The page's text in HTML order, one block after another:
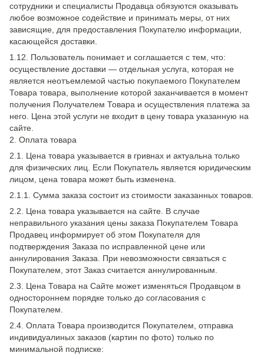
сотрудники и специалисты Продавца обязуются оказывать
любое возможное содействие и принимать меры, от них
зависящие, для предоставления Покупателю информации,
касающейся доставки.
1.12. Пользователь понимает и соглашается с тем, что:
осуществление доставки — отдельная услуга, которая не
является неотъемлемой частью покупаемого Покупателем
Товара товара, выполнение которой заканчивается в момент
получения Получателем Товара и осуществления платежа за
него. Цена этой услуги не входит в цену товара указанную на
сайте.
2. Оплата товара
2.1. Цена товара указывается в гривнах и актуальна только
для физических лиц. Если Покупатель является юридическим
лицом, цена товара может быть изменена.
2.1.1. Сумма заказа состоит из стоимости заказанных товаров.
2.2. Цена товара указывается на сайте. В случае
неправильного указания цены заказа Покупателем Товара
Продавец информирует об этом Покупателя для
подтверждения Заказа по исправленной цене или
аннулирования Заказа. При невозможности связаться с
Покупателем, этот Заказ считается аннулированным.
2.3. Цена Товара на Сайте может изменяться Продавцом в
одностороннем порядке только до согласования с
Покупателем.
2.4. Оплата Товара производится Покупателем, отправка
индивидуалиных заказов (картин по фото) только по
минимальной подписке: